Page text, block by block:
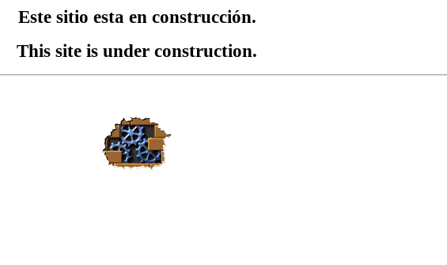
Este sitio esta en construcción.
This site is under construction.